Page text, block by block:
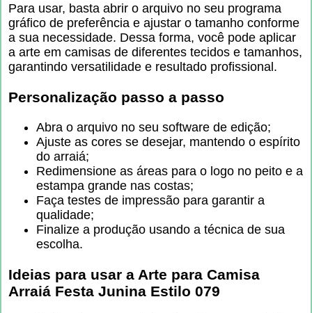
Para usar, basta abrir o arquivo no seu programa
gráfico de preferência e ajustar o tamanho conforme
a sua necessidade. Dessa forma, você pode aplicar
a arte em camisas de diferentes tecidos e tamanhos,
garantindo versatilidade e resultado profissional.
Personalização passo a passo
Abra o arquivo no seu software de edição;
Ajuste as cores se desejar, mantendo o espírito
do arraiá;
Redimensione as áreas para o logo no peito e a
estampa grande nas costas;
Faça testes de impressão para garantir a
qualidade;
Finalize a produção usando a técnica de sua
escolha.
Ideias para usar a Arte para Camisa
Arraiá Festa Junina Estilo 079